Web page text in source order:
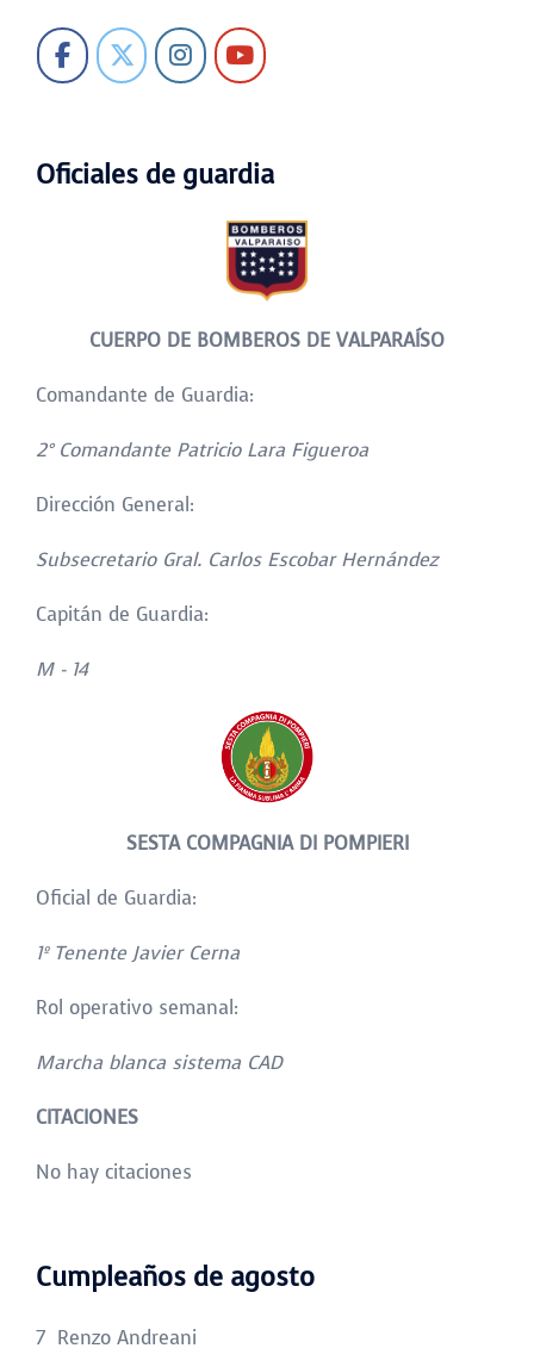
Oficiales de guardia
CUERPO DE BOMBEROS DE VALPARAÍSO
Comandante de Guardia:
2° Comandante Patricio Lara Figueroa
Dirección General:
Subsecretario Gral. Carlos Escobar Hernández
Capitán de Guardia:
M - 14
SESTA COMPAGNIA DI POMPIERI
Oficial de Guardia:
1º Tenente Javier Cerna
Rol operativo semanal:
Marcha blanca sistema CAD
CITACIONES
No hay citaciones
Cumpleaños de agosto
7 Renzo Andreani